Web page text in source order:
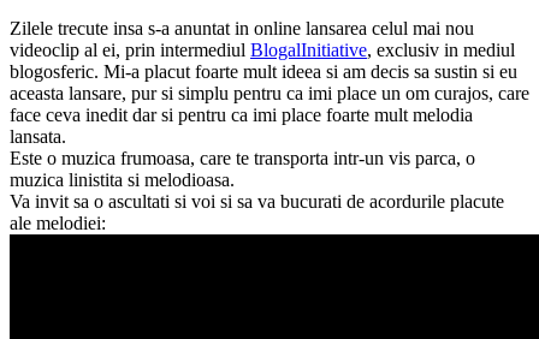
Zilele trecute insa s-a anuntat in online lansarea celul mai nou
videoclip al ei, prin intermediul BlogalInitiative, exclusiv in mediul
blogosferic. Mi-a placut foarte mult ideea si am decis sa sustin si eu
aceasta lansare, pur si simplu pentru ca imi place un om curajos, care
face ceva inedit dar si pentru ca imi place foarte mult melodia
lansata.
Este o muzica frumoasa, care te transporta intr-un vis parca, o
muzica linistita si melodioasa.
Va invit sa o ascultati si voi si sa va bucurati de acordurile placute
ale melodiei: